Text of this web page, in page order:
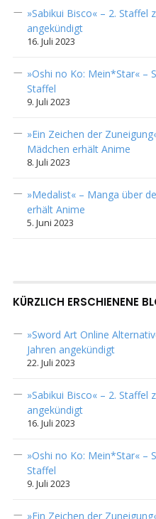
»Sabikui Bisco« – 2. Staffel
angekündigt
16. Juli 2023
»Oshi no Ko: Mein*Star« –
Staffel
9. Juli 2023
»Ein Zeichen der
Mädchen erhält Anime
8. Juli 2023
»Medalist« – Manga über
erhält Anime
5. Juni 2023
KÜRZLICH ERSCHIENENE
»Sword Art Online
Jahren angekündigt
22. Juli 2023
»Sabikui Bisco« – 2. Staffel
angekündigt
16. Juli 2023
»Oshi no Ko: Mein*Star« –
Staffel
9. Juli 2023
»Ein Zeichen der